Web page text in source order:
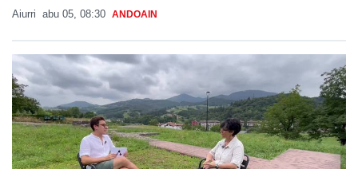
Aiurri abu 05, 08:30 ANDOAIN